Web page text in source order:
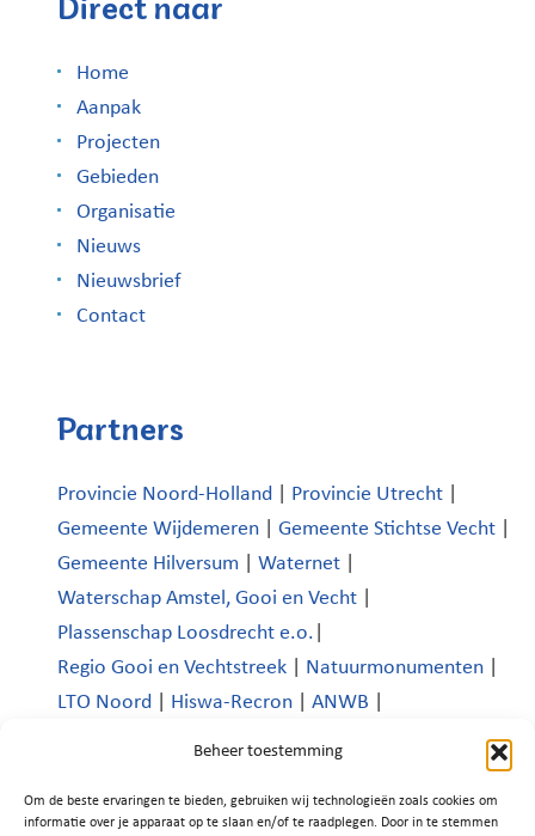
Beheer toestemming
Om de beste ervaringen te bieden, gebruiken wij technologieën zoals cookies om
informatie over je apparaat op te slaan en/of te raadplegen. Door in te stemmen
Home
Aanpak
Projecten
Gebieden
Organisatie
Nieuws
Nieuwsbrief
Contact
Partners
Provincie Noord-Holland Provincie Utrecht
Gemeente Wijdemeren
Gemeente Stichtse Vecht
Gemeente Hilversum
Waternet
Waterschap Amstel, Gooi en Vecht
Plassenschap Loosdrecht e.o.
Regio Gooi en Vechtstreek
Natuurmonumenten
LTO Noord
Hiswa-Recron ANWB
Platform Recreatie en Toerisme Wijdemeren|